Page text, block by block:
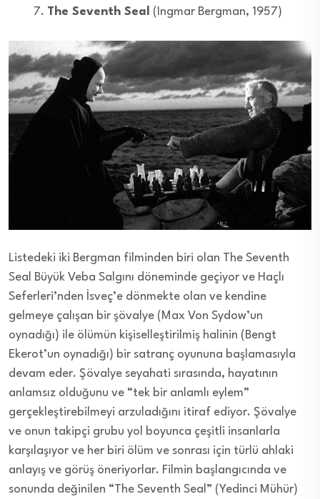
The Seventh Seal (Ingmar Bergman, 1957)
Listedeki iki Bergman filminden biri olan The Seventh
Seal Büyük Veba Salgını döneminde geçiyor ve Haçlı
Seferleri’nden İsveç’e dönmekte olan ve kendine
gelmeye çalışan bir şövalye (Max Von Sydow’un
oynadığı) ile ölümün kişiselleştirilmiş halinin (Bengt
Ekerot’un oynadığı) bir satranç oyununa başlamasıyla
devam eder. Şövalye seyahati sırasında, hayatının
anlamsız olduğunu ve “tek bir anlamlı eylem”
gerçekleştirebilmeyi arzuladığını itiraf ediyor. Şövalye
ve onun takipçi grubu yol boyunca çeşitli insanlarla
karşılaşıyor ve her biri ölüm ve sonrası için türlü ahlaki
anlayış ve görüş öneriyorlar. Filmin başlangıcında ve
sonunda değinilen “The Seventh Seal” (Yedinci Mühür)